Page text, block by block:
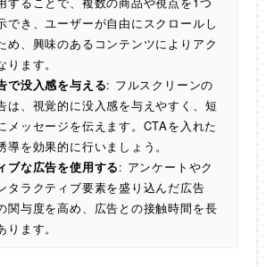
でき、ユーザーが自由にスクロールし
め、興味のあるコンテンツによりアク
ます。
で没入感を与える: フルスクリーンの
は、視覚的に没入感を与えやすく、短
メッセージを伝えます。CTAを入れた
導を効果的に行いましょう。
ブな広告を使用する: アンケートやク
タラクティブ要素を盛り込んだ広告
関与度を高め、広告との接触時間を長
ります。